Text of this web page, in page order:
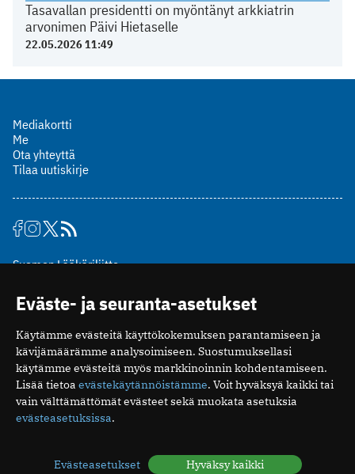
Tasavallan presidentti on myöntänyt arkkiatrin
arvonimen Päivi Hietaselle
22.05.2026 11:49
Mediakortti
Me
Ota yhteyttä
Tilaa uutiskirje
Suomen Lääkäriliitto
00510 Helsinki
puh. (09) 393 091
toimitus@potilaanlaakarilehti.fi
ISSN 2323-9476
Eväste- ja seuranta-asetukset
Käytämme evästeitä käyttökokemuksen parantamiseen ja
kävijämäärämme analysoimiseen. Suostumuksellasi
käytämme evästeitä myös markkinoinnin kohdentamiseen.
Lisää tietoa evästekäytännöistämme. Voit hyväksyä kaikki tai
vain välttämättömät evästeet sekä muokata asetuksia
evästeasetuksissa.
Evästeasetukset Hyväksy kaikki